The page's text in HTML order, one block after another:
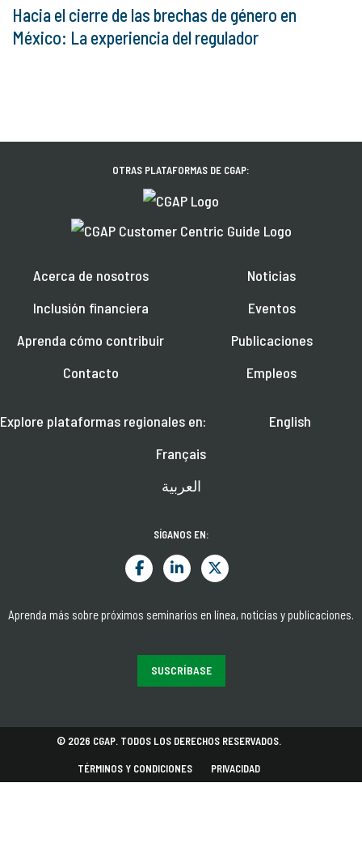
Hacia el cierre de las brechas de género en
México: La experiencia del regulador
OTRAS PLATAFORMAS DE CGAP:
Acerca de nosotros
Inclusión financiera
Aprenda cómo contribuir
Contacto
Noticias
Eventos
Publicaciones
Empleos
Explore plataformas regionales en:
English
Français
العربية
SÍGANOS EN:
Aprenda más sobre próximos seminarios en línea, noticias y publicaciones.
SUSCRÍBASE
© 2026 CGAP. TODOS LOS DERECHOS RESERVADOS.
TÉRMINOS Y CONDICIONES PRIVACIDAD